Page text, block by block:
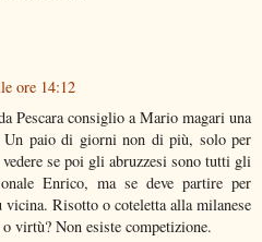
ore 14:12
Pescara consiglio a Mario magari una
Un paio di giorni non di più, solo per
se poi gli abruzzesi sono tutti gli
Enrico, ma se deve partire per
Risotto o coteletta alla milanese
virtù? Non esiste competizione.